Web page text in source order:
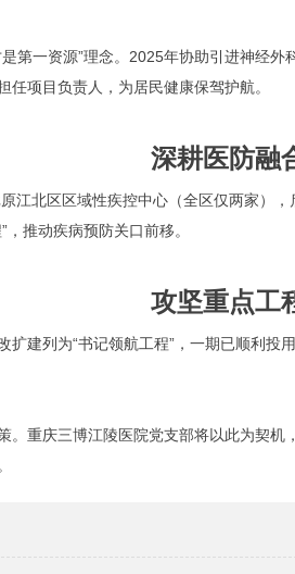
第一资源”理念。2025年协助引进神经
任项目负责人，为居民健康保驾护航。
深耕医防融
江北区区域性疾控中心（全区仅两家）
，推动疾病预防关口前移。
攻坚重点工
扩建列为“书记领航工程”，一期已顺利
。重庆三博江陵医院党支部将以此为契